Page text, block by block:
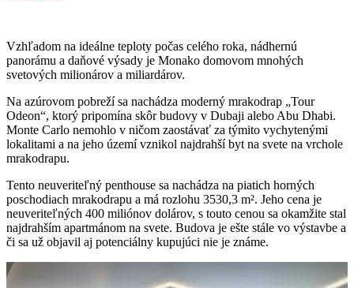
Vzhľadom na ideálne teploty počas celého roka, nádhernú
panorámu a daňové výsady je Monako domovom mnohých
svetových milionárov a miliardárov.
Na azúrovom pobreží sa nachádza moderný mrakodrap „Tour
Odeon“, ktorý pripomína skôr budovy v Dubaji alebo Abu Dhabi.
Monte Carlo nemohlo v ničom zaostávať za týmito vychytenými
lokalitami a na jeho území vznikol najdrahší byt na svete na vrchole
mrakodrapu.
Tento neuveriteľný penthouse sa nachádza na piatich horných
poschodiach mrakodrapu a má rozlohu 3530,3 m². Jeho cena je
neuveriteľných 400 miliónov dolárov, s touto cenou sa okamžite stal
najdrahším apartmánom na svete. Budova je ešte stále vo výstavbe a
či sa už objavil aj potenciálny kupujúci nie je známe.